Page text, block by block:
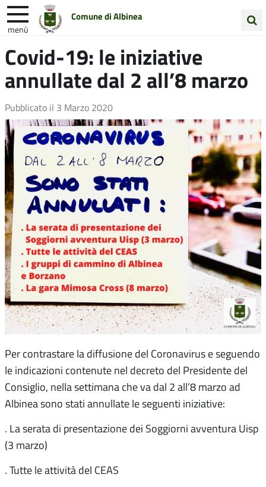
Comune di Albinea
menù
nel
sito
Entra in Comune Vivi Albinea
Unione Colline Matildiche
Covid-19: le iniziative
annullate dal 2 all’8 marzo
Pubblicato il 3 Marzo 2020
Per contrastare la diffusione del Coronavirus e seguendo
le indicazioni contenute nel decreto del Presidente del
Consiglio, nella settimana che va dal 2 all’8 marzo ad
Albinea sono stati annullate le seguenti iniziative:
. La serata di presentazione dei Soggiorni avventura Uisp
(3 marzo)
. Tutte le attività del CEAS